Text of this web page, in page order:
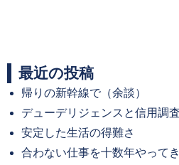
最近の投稿
帰りの新幹線で（余談）
デューデリジェンスと信用調
安定した生活の得難さ
合わない仕事を十数年やって